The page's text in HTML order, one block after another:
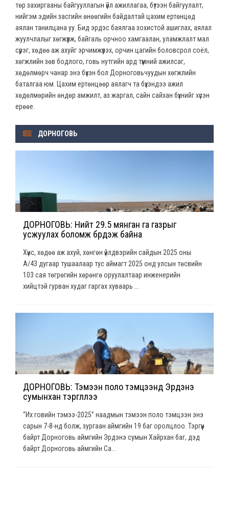
төр захиргааны байгууллагын үйл ажиллагаа, бүтээн байгуулалт,
нийгэм эдийн засгийн өнөөгийн байдалтай цахим ертөнцөд
аялан танилцана уу. Бид эрдэс баялгаа зохистой ашиглах, аялал
жуулчлалыг хөгжүүлж, байгаль орчноо хамгаалан, уламжлалт мал
сүрэг, хөдөө аж ахуйг эрчимжүүлэх, орчин цагийн боловсрол соёл,
хөгжлийн зөв бодлого, говь нутгийн ард түмний ажилсаг,
хөдөлмөрч чанар энэ бүхэн бол Дорноговьчуудын хөгжлийн
баталгаа юм. Цахим ертөнцөөр аялагч та бүхэндээ ажил
хөдөлмөрийн өндөр амжилт, аз жаргал, сайн сайхан бүхнийг хүсэн
ерөөе.
ДОРНОГОВЬ
ДОРНОГОВЬ: Нийт 29.5 мянган га газрыг
усжуулах боломж бүрдэж байна
Хүнс, хөдөө аж ахуй, хөнгөн үйлдвэрийн сайдын 2025 оны
А/43 дугаар тушаалаар тус аймагт 2025 онд улсын төсвийн
103 сая төгрөгийн хөрөнгө оруулалтаар инженерийн
хийцтэй гурван худаг гаргах хуваарь ...
ДОРНОГОВЬ: Тэмээн поло тэмцээнд Эрдэнэ
сумынхан тэргүүллээ
“Их говийн тэмээ-2025” наадмын тэмээн поло тэмцээн энэ
сарын 7-8-нд болж, зургаан аймгийн 19 баг оролцлоо. Тэргүүн
байрт Дорноговь аймгийн Эрдэнэ сумын Хайрхан баг, дэд
байрт Дорноговь аймгийн Са...